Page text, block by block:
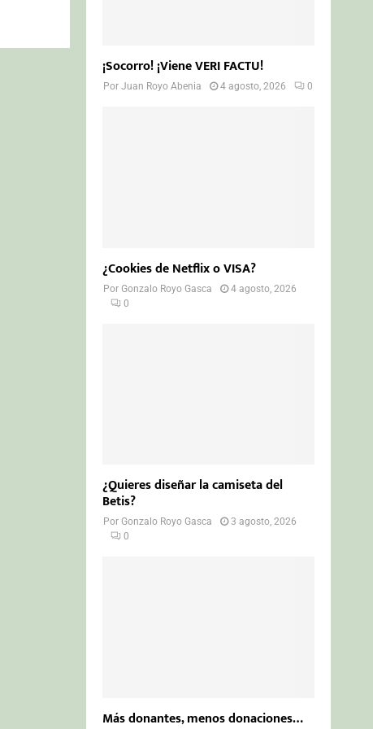
¡Socorro! ¡Viene VERI FACTU!
PorJuan Royo Abenia 4 agosto, 2026 0
¿Cookies de Netflix o VISA?
PorGonzalo Royo Gasca
4 agosto, 2026
0
¿Quieres diseñar la camiseta del
Betis?
PorGonzalo Royo Gasca
3 agosto, 2026
0
Más donantes, menos donaciones…